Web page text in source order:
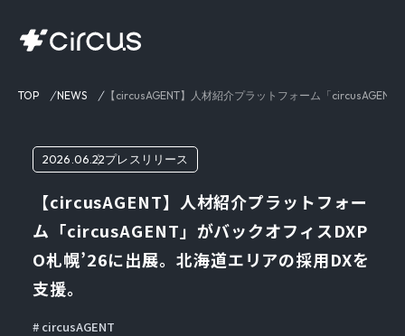
TOP NEWS 【circusAGENT】人材紹介プラットフォーム「
2026.06.22プレスリリース
【circusAGENT】人材紹介プラットフォー
ム「circusAGENT」がバックオフィスDXP
O札幌’26に出展。北海道エリアの採用DXを
支援。
circusAGENT